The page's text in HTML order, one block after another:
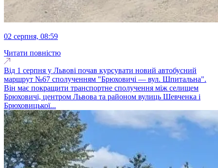
02 серпня, 08:59
Читати повністю
Від 1 серпня у Львові почав курсувати новий автобусний
маршрут №67 сполученням "Брюховичі — вул. Шпитальна".
Він має покращити транспортне сполучення між селищем
Брюховичі, центром Львова та районом вулиць Шевченка і
Брюховицької...